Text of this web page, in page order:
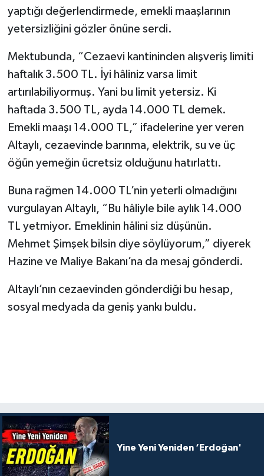
yaptığı değerlendirmede, emekli maaşlarının
yetersizliğini gözler önüne serdi.
Mektubunda, “Cezaevi kantininden alışveriş limiti
haftalık 3.500 TL. İyi hâliniz varsa limit
artırılabiliyormuş. Yani bu limit yetersiz. Ki
haftada 3.500 TL, ayda 14.000 TL demek.
Emekli maaşı 14.000 TL,” ifadelerine yer veren
Altaylı, cezaevinde barınma, elektrik, su ve üç
öğün yemeğin ücretsiz olduğunu hatırlattı.
Buna rağmen 14.000 TL’nin yeterli olmadığını
vurgulayan Altaylı, “Bu hâliyle bile aylık 14.000
TL yetmiyor. Emeklinin hâlini siz düşünün.
Mehmet Şimşek bilsin diye söylüyorum,” diyerek
Hazine ve Maliye Bakanı’na da mesaj gönderdi.
Altaylı’nın cezaevinden gönderdiği bu hesap,
sosyal medyada da geniş yankı buldu.
Yine Yeni Yeniden ‘Erdoğan'